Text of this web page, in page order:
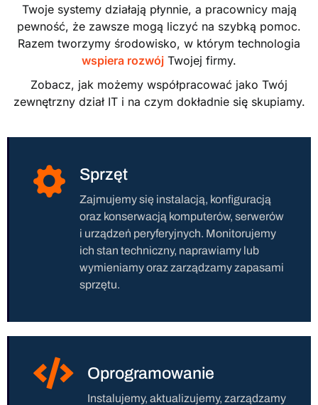
Twoje systemy działają płynnie, a pracownicy mają
pewność, że zawsze mogą liczyć na szybką pomoc.
Razem tworzymy środowisko, w którym technologia
wspiera rozwój Twojej firmy.
Zobacz, jak możemy współpracować jako Twój
zewnętrzny dział IT i na czym dokładnie się skupiamy.
Sprzęt
Zajmujemy się instalacją, konfiguracją
oraz konserwacją komputerów, serwerów
i urządzeń peryferyjnych. Monitorujemy
ich stan techniczny, naprawiamy lub
wymieniamy oraz zarządzamy zapasami
sprzętu.
Oprogramowanie
Instalujemy, aktualizujemy, zarządzamy